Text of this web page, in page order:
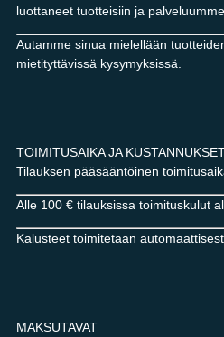
luottaneet tuotteisiin ja palveluumme.
Autamme sinua mielellään
mietityttävissä kysymyksissä.
TOIMITUSAIKA JA
Tilauksen pääsääntöinen
Alle 100 € tilauksissa toimituskulut
Kalusteet toimitetaan
MAKSUTAVAT